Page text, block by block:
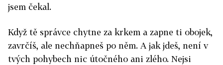
jsem čekal.
Když tě správce chytne za krkem a zapne ti obojek,
zavrčíš, ale nechňapneš po něm. A jak jdeš, není v
tvých pohybech nic útočného ani zlého. Nejsi